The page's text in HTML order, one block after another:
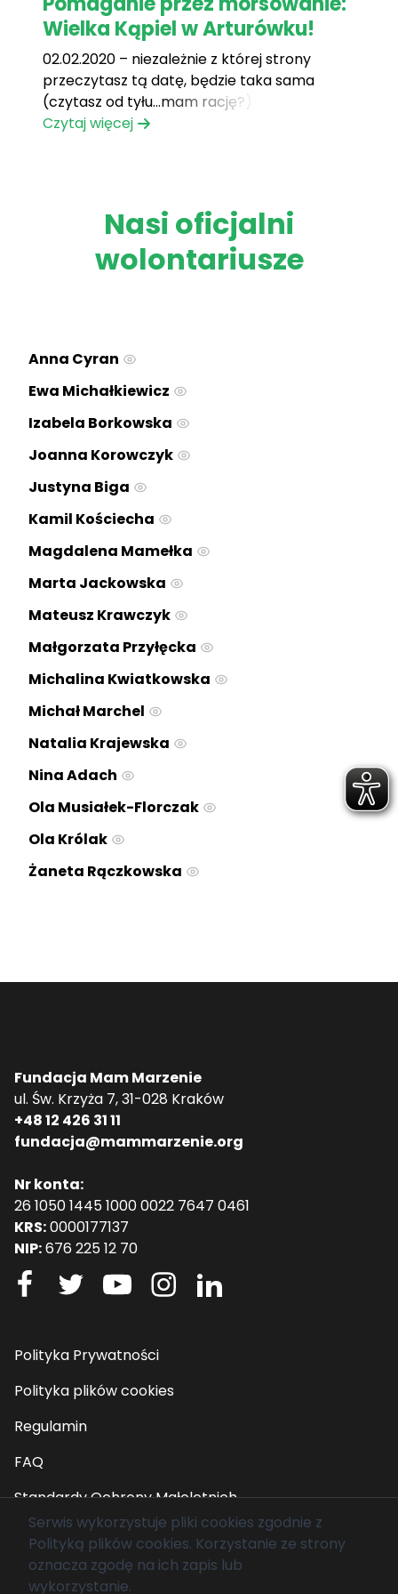
Wielka Kąpiel w Arturówku!
02.02.2020 – niezależnie z której strony
przeczytasz tą datę, będzie taka sama
(czytasz od tyłu…mam rację?). Budzik wybił
9:00. Ciepła kołderka grzeje ciałko a na
gnać do Arturówka, na plażę. Na plażę?[...]
Czytaj więcej
Nasi oficjalni
wolontariusze
Anna Cyran
Ewa Michałkiewicz
Izabela Borkowska
Joanna Korowczyk
Justyna Biga
Kamil Kościecha
Magdalena Mamełka
Marta Jackowska
Mateusz Krawczyk
Małgorzata Przyłęcka
Michalina Kwiatkowska
Michał Marchel
Natalia Krajewska
Nina Adach
Ola Musiałek-Florczak
Ola Królak
Żaneta Rączkowska
Fundacja Mam Marzenie
ul. Św. Krzyża 7, 31-028 Kraków
+48 12 426 31 11
fundacja@mammarzenie.org
Nr konta:
26 1050 1445 1000 0022 7647 0461
KRS:0000177137
NIP:676 225 12 70
Polityka Prywatności
Polityka plików cookies
Regulamin
FAQ
Standardy Ochrony Małoletnich
© 2026 Fundacja Mam Marzenie. Wszelkie prawa
zastrzeżone.
Serwis wykorzystuje pliki cookies zgodnie z
Polityką plików cookies. Korzystanie ze strony
oznacza zgodę na ich zapis lub
wykorzystanie.